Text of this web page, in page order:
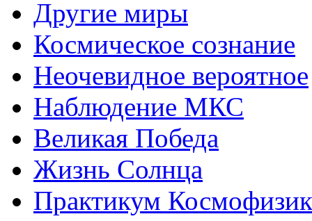
Другие миры
Космическое сознание
Неочевидное вероятное
Наблюдение МКС
Великая Победа
Жизнь Солнца
Практикум